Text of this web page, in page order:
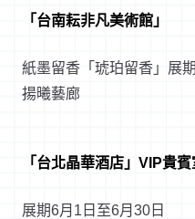
「台南耘非凡美術館」
紙墨留香「琥珀留香」展
揚曦藝廊
「台北晶華酒店」VIP貴賓
展期6月1日至6月30日